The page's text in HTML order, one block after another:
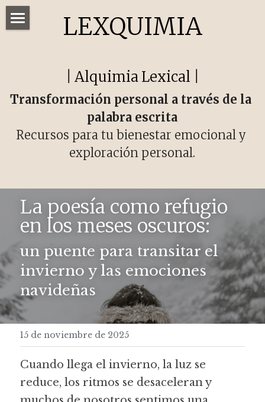
LEXQUIMIA
AlquimiaLexical
Transformación personal a través de la
palabra escrita
Recursos para tu bienestar emocional y
exploración personal.
Recursos
Talleres
Reto de escritura
La poesía como refugio
en los meses oscuros:
un puente para transitar el
invierno y las emociones
navideñas
15 de noviembre de 2025
Cuando llega el invierno, la luz se
reduce, los ritmos se desaceleran y